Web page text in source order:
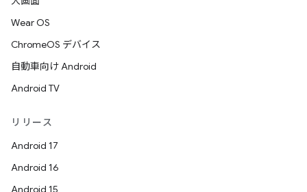
Wear OS
ChromeOS デバイス
自動車向け Android
Android TV
リリース
Android 17
Android 16
Android 15